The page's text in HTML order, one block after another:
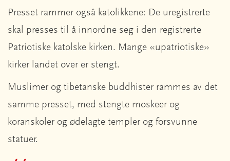
Presset rammer også katolikkene: De uregistrerte
skal presses til å innordne seg i den registrerte
Patriotiske katolske kirken. Mange «upatriotiske»
kirker landet over er stengt.
Muslimer og tibetanske buddhister rammes av det
samme presset, med stengte moskeer og
koranskoler og ødelagte templer og forsvunne
statuer.